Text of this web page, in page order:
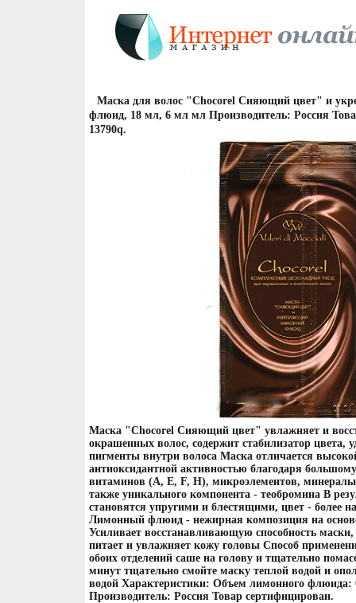
Маска для волос "Chocorel Сияющий цвет" и
флюид, 18 мл, 6 мл мл Производитель: Россия
13790q.
Маска "Chocorel Сияющий цвет" увлажняет и
окрашенных волос, содержит стабилизатор цвета,
пигменты внутри волоса Маска отличается
антиоксидантной активностью благодаря
витаминов (A, E, F, H), микроэлементов,
также уникального компонента - теобромина В
становятся упругими и блестящими, цвет - более
Лимонный флюид - нежирная композиция на
Усиливает восстанавливающую способность
питает и увлажняет кожу головы Способ
обоих отделений саше на голову и тщательно
минут тщательно смойте маску теплой водой и
водой Характеристики: Объем лимонного
Производитель: Россия Товар сертифицирован.